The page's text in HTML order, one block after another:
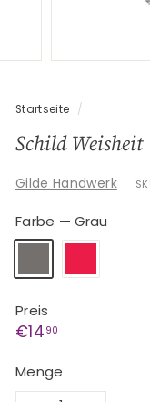
h
n
k
Startseite /
Schild
Gilde Handwerk
Farbe —Grau
Preis
Normaler
€14 90
Menge